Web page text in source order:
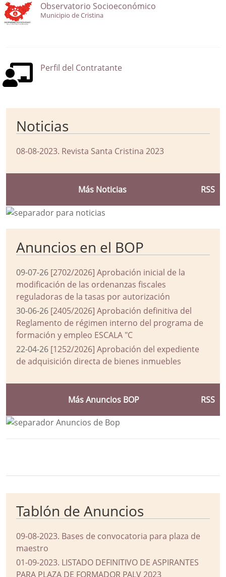
Observatorio Socioeconómico
Municipio de Cristina
Perfil del Contratante
Noticias
08-08-2023. Revista Santa Cristina 2023
Más Noticias RSS
Anuncios en el BOP
09-07-26 [2702/2026] Aprobación inicial de la
modificación de las ordenanzas fiscales
reguladoras de la tasas por autorización
30-06-26 [2405/2026] Aprobación definitiva del
Reglamento de régimen interno del programa de
formación y empleo ESCALA "C
22-04-26 [1252/2026] Aprobación del expediente
de adquisición directa de bienes inmuebles
Más Anuncios BOP RSS
Tablón de Anuncios
09-08-2023. Bases de convocatoria para plaza de
maestro
01-09-2023. LISTADO DEFINITIVO DE ASPIRANTES
PARA PLAZA DE FORMADOR PALV 2023